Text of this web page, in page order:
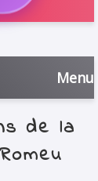
Menu
de la